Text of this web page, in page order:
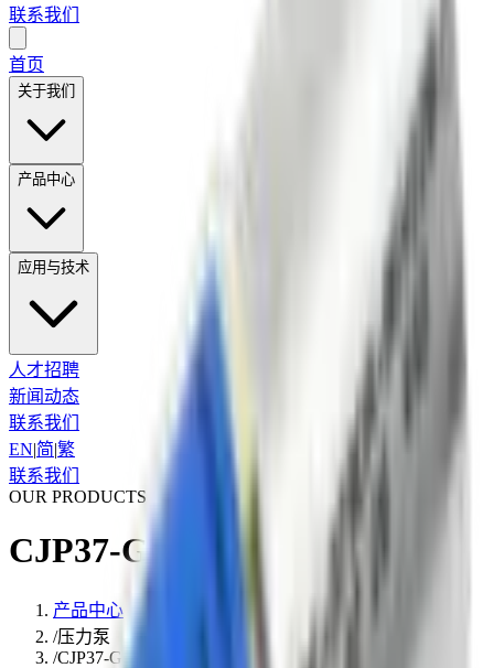
联系我们
首页
关于我们
产品中心
应用与技术
人才招聘
新闻动态
联系我们
EN|简|繁
联系我们
OUR PRODUCTS
CJP37-G
产品中心
/压力泵
/CJP37-G